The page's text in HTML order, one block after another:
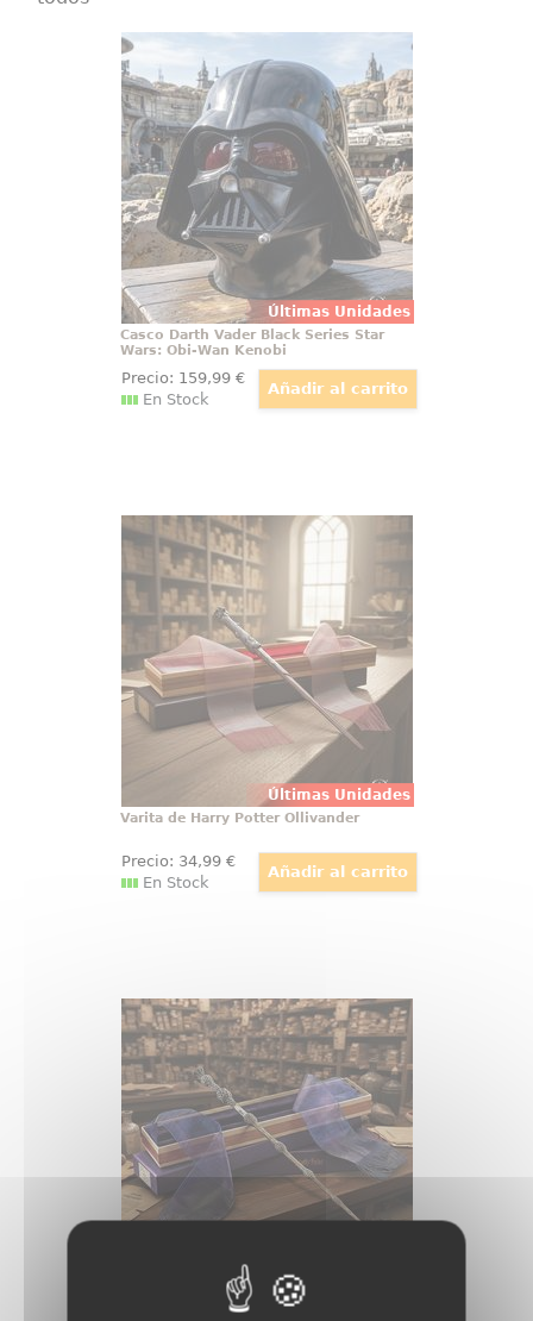
Últimas Unidades
Casco Darth Vader Black Series Star
Wars: Obi-Wan Kenobi
Obi-Wan Kenobi tiene lugar varios
años tras los dramáticos sucesos
de Star Wars: La venganza de los
Sith, en donde Kenobi enfrentó la
corrupción de su amigo y
aprendiz Jedi Anakin Skywalker,
Casco Darth Vader Black Series Star
Wars: Obi-Wan Kenobi
Precio: 159,99€
En Stock
Últimas Unidades
Varita de Harry Potter Ollivander
Varita de Harry Potter original con
licencia oficial, diseñada para
convertir cualquier colección en
una pieza con presencia propia
desde el primer vistazo. Esta
réplica de Harry Potter a escala
1:1 reúne acabado cuidado
Varita de Harry Potter Ollivander
Precio: 34,99€
En Stock
Últimas Unidades
Varita de Albus Dumbledore
Ollivander
Hay objetos que no se guardan, se
exhiben con orgullo, y la varita de
Albus Dumbledore pertenece a
esa categoría desde el primer
vistazo. Esta réplica oficial de
Harry Potter reúne elegancia,
simbolismo y acabado de
colección
Varita de Albus Dumbledore Ollivander